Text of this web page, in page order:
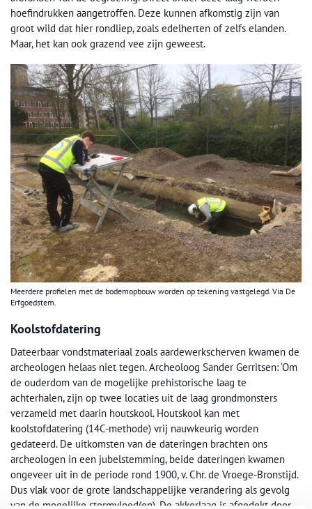
hoefindrukken aangetroffen. Deze kunnen afkomstig zijn van
groot wild dat hier rondliep, zoals edelherten of zelfs elanden.
Maar, het kan ook grazend vee zijn geweest.
Meerdere profielen met de bodemopbouw worden op tekening vastgelegd. Via De
Erfgoedstem.
Koolstofdatering
Dateerbaar vondstmateriaal zoals aardewerkscherven kwamen de
archeologen helaas niet tegen. Archeoloog Sander Gerritsen: ‘Om
de ouderdom van de mogelijke prehistorische laag te
achterhalen, zijn op twee locaties uit de laag grondmonsters
verzameld met daarin houtskool. Houtskool kan met
koolstofdatering (14C-methode) vrij nauwkeurig worden
gedateerd. De uitkomsten van de dateringen brachten ons
archeologen in een jubelstemming, beide dateringen kwamen
ongeveer uit in de periode rond 1900, v. Chr. de Vroege-Bronstijd.
Dus vlak voor de grote landschappelijke verandering als gevolg
van de mogelijke stormvloed(en). De akkerlaag is afgedekt door